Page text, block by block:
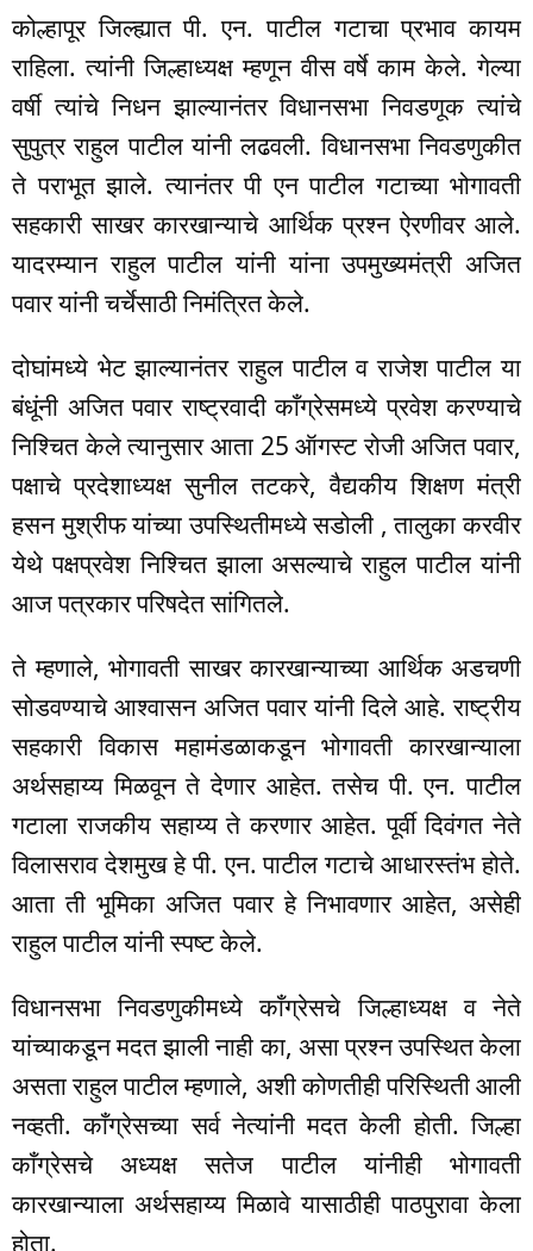
कोल्हापूर जिल्ह्यात पी. एन. पाटील गटाचा प्रभाव कायम
राहिला. त्यांनी जिल्हाध्यक्ष म्हणून वीस वर्षे काम केले. गेल्या
वर्षी त्यांचे निधन झाल्यानंतर विधानसभा निवडणूक त्यांचे
सुपुत्र राहुल पाटील यांनी लढवली. विधानसभा निवडणुकीत
ते पराभूत झाले. त्यानंतर पी एन पाटील गटाच्या भोगावती
सहकारी साखर कारखान्याचे आर्थिक प्रश्न ऐरणीवर आले.
यादरम्यान राहुल पाटील यांनी यांना उपमुख्यमंत्री अजित
पवार यांनी चर्चेसाठी निमंत्रित केले.
दोघांमध्ये भेट झाल्यानंतर राहुल पाटील व राजेश पाटील या
बंधूंनी अजित पवार राष्ट्रवादी काँग्रेसमध्ये प्रवेश करण्याचे
निश्चित केले त्यानुसार आता 25 ऑगस्ट रोजी अजित पवार,
पक्षाचे प्रदेशाध्यक्ष सुनील तटकरे, वैद्यकीय शिक्षण मंत्री
हसन मुश्रीफ यांच्या उपस्थितीमध्ये सडोली , तालुका करवीर
येथे पक्षप्रवेश निश्चित झाला असल्याचे राहुल पाटील यांनी
आज पत्रकार परिषदेत सांगितले.
ते म्हणाले, भोगावती साखर कारखान्याच्या आर्थिक अडचणी
सोडवण्याचे आश्वासन अजित पवार यांनी दिले आहे. राष्ट्रीय
सहकारी विकास महामंडळाकडून भोगावती कारखान्याला
अर्थसहाय्य मिळवून ते देणार आहेत. तसेच पी. एन. पाटील
गटाला राजकीय सहाय्य ते करणार आहेत. पूर्वी दिवंगत नेते
विलासराव देशमुख हे पी. एन. पाटील गटाचे आधारस्तंभ होते.
आता ती भूमिका अजित पवार हे निभावणार आहेत, असेही
राहुल पाटील यांनी स्पष्ट केले.
विधानसभा निवडणुकीमध्ये काँग्रेसचे जिल्हाध्यक्ष व नेते
यांच्याकडून मदत झाली नाही का, असा प्रश्न उपस्थित केला
असता राहुल पाटील म्हणाले, अशी कोणतीही परिस्थिती आली
नव्हती. काँग्रेसच्या सर्व नेत्यांनी मदत केली होती. जिल्हा
काँग्रेसचे अध्यक्ष सतेज पाटील यांनीही भोगावती
कारखान्याला अर्थसहाय्य मिळावे यासाठीही पाठपुरावा केला
होता.